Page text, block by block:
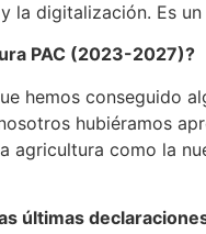
la digitalización. Es
PAC (2023-2027)?
hemos conseguido
hubiéramos
agricultura como la
últimas